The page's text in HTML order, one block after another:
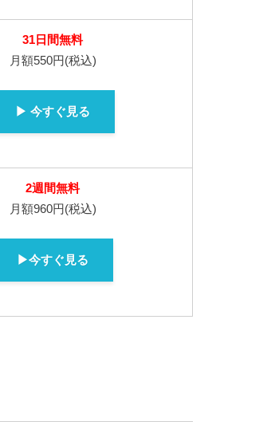
31日間無料
月額550円(税込)
▶ 今すぐ見る
2週間無料
月額960円(税込)
▶今すぐ見る